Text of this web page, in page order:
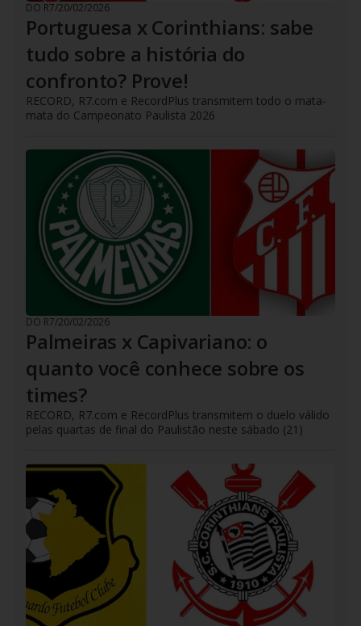
DO R7/20/02/2026
Portuguesa x Corinthians: sabe
tudo sobre a história do
confronto? Prove!
RECORD, R7.com e RecordPlus transmitem todo o mata-
mata do Campeonato Paulista 2026
DO R7/20/02/2026
Palmeiras x Capivariano: o
quanto você conhece sobre os
times?
RECORD, R7.com e RecordPlus transmitem o duelo válido
pelas quartas de final do Paulistão neste sábado (21)